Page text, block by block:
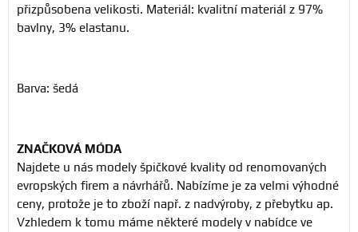
přizpůsobena velikosti. Materiál: kvalitní materiál z 97%
bavlny, 3% elastanu.
Barva: šedá
ZNAČKOVÁ MÓDA
Najdete u nás modely špičkové kvality od renomovaných
evropských firem a návrhářů. Nabízíme je za velmi výhodné
ceny, protože je to zboží např. z nadvýroby, z přebytku ap.
Vzhledem k tomu máme některé modely v nabídce ve